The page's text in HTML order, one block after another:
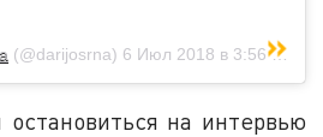
(@darijosrna) 6 Июл 2018 в 3:56 PDT
на интервью